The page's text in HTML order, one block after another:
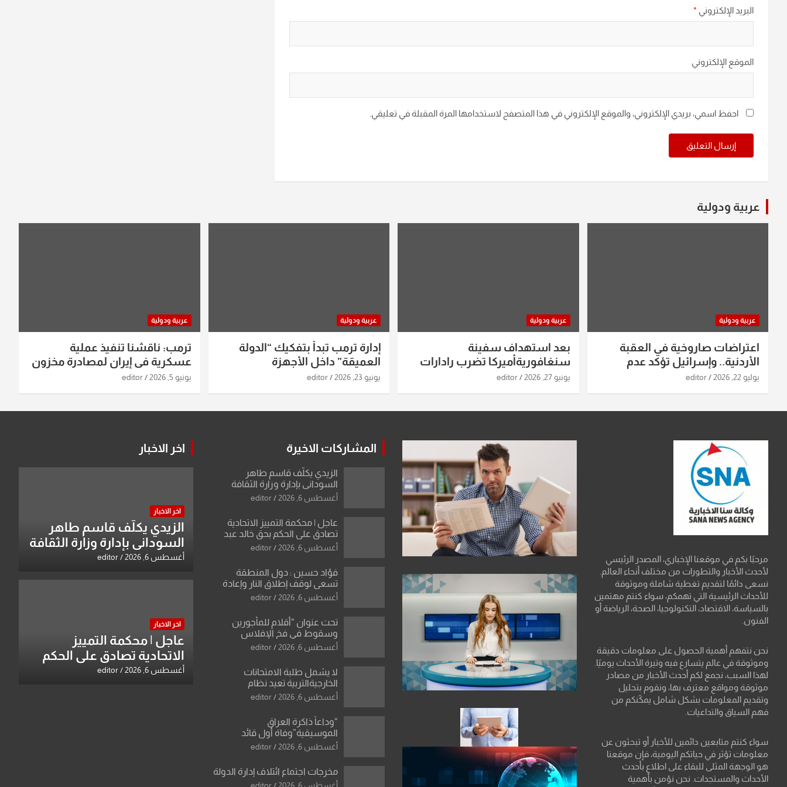
البريد الإلكتروني *
الموقع الإلكتروني
احفظ اسمي، بريدي الإلكتروني، والموقع الإلكتروني في هذا المتصفح لاستخدامها المرة المقبلة في تعليقي.
عربية ودولية
عربية ودولية
اعتراضات صاروخية في العقبة
الأردنية.. وإسرائيل تؤكد عدم
استهدافها
يوليو 22, 2026 editor
عربية ودولية
بعد استهداف سفينة
سنغافوريةأميركا تضرب رادارات
ومواقع صواريخ ومسيرات إيران..
يونيو 27, 2026 editor
عربية ودولية
إدارة ترمب تبدأ بتفكيك “الدولة
العميقة” داخل الأجهزة
الاستخباراتية
يونيو 23, 2026 editor
عربية ودولية
ترمب: ناقشنا تنفيذ عملية
عسكرية في إيران لمصادرة مخزون
اليورانيوم
يونيو 5, 2026 editor
مرحبًا بكم في موقعنا الإخباري، المصدر الرئيسي
لأحدث الأخبار والتطورات من مختلف أنحاء العالم.
نسعى دائمًا لتقديم تغطية شاملة وموثوقة
للأحداث الرئيسية التي تهمكم، سواء كنتم مهتمين
بالسياسة، الاقتصاد، التكنولوجيا، الصحة، الرياضة أو
الفنون.
نحن نتفهم أهمية الحصول على معلومات دقيقة
وموثوقة في عالم يتسارع فيه وتيرة الأحداث يوميًا.
لهذا السبب، نجمع لكم أحدث الأخبار من مصادر
موثوقة ومواقع معترف بها، ونقوم بتحليل
وتقديم المعلومات بشكل شامل يمكّنكم من
فهم السياق والتداعيات.
سواء كنتم متابعين دائمين للأخبار أو تبحثون عن
معلومات تؤثر في حياتكم اليومية، فإن موقعنا
هو الوجهة المثلى للبقاء على اطلاع بأحدث
الأحداث والمستجدات. نحن نؤمن بأهمية
المشاركات الاخيرة
الزيدي يكلّف قاسم طاهر
السوداني بإدارة وزارة الثقافة
أغسطس 6, 2026 editor
عاجل | محكمة التمييز الاتحادية
تصادق على الحكم بحق خالد عبد
الواحد كبيان
أغسطس 6, 2026 editor
فؤاد حسين : دول المنطقة
تسعى لوقف إطلاق النار وإعادة
فتح مضيق هرمز .. والعراق يطرح
أغسطس 6, 2026 editor
تحت عنوان “أقلام للمأجورين
وسقوط في فخ الإفلاس
الإعلامي”: ردٌّ صريح على افتراءات
أغسطس 6, 2026 editor
لا يشمل طلبة الامتحانات
الخارجيةالتربية تعيد نظام
المحاولات لطلبة السادس
أغسطس 6, 2026 editor
“وداعاً ذاكرة العراق
الموسيقية”وفاة أول قائد
للأوركسترا السمفونية عبد الرزاق
أغسطس 6, 2026 editor
مخرجات اجتماع ائتلاف إدارة الدولة
أغسطس 6, 2026 editor
اخر الاخبار
اخر الاخبار
الزيدي يكلّف قاسم طاهر
السوداني بإدارة وزارة الثقافة
أغسطس 6, 2026 editor
اخر الاخبار
عاجل | محكمة التمييز
الاتحادية تصادق على الحكم
بحق خالد عبد الواحد كبيان
أغسطس 6, 2026 editor